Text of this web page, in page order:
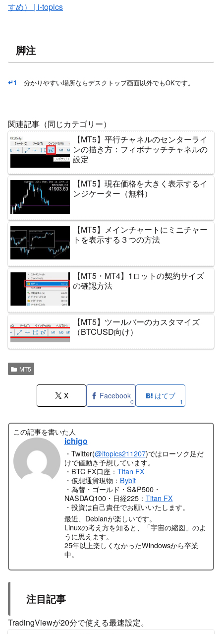
すめ） | i-topics
脚注
脚注
↵1 分かりやすい場所ならデスクトップ画面以外でもOKです。
関連記事（同じカテゴリー）
【MT5】平行チャネルのセンターライ
ンの描き方：フィボナッチチャネルの
設定
【MT5】現在価格を大きく表示するイ
ンジケーター（無料）
【MT5】メインチャートにミニチャー
トを表示する３つの方法
【MT5・MT4】1ロットの契約サイズ
の確認方法
【MT5】ツールバーのカスタマイズ
（BTCUSD向け）
MT5
X Facebook
0
はてブ
1
この記事を書いた人
ichigo
・Twitter(@itopics211207)ではローソク足だ
けで値動き予想しています。
・BTC FX口座： Titan FX
・仮想通貨現物： Bybit
・為替・ゴールド・S&P500・
NASDAQ100・日経225： Titan FX
・投資は自己責任でお願いいたします。
最近、Debianが楽しいです。
Linuxの考え方を知ると、「宇宙の縮図」のよ
うに思えます。
25年以上楽しくなかったWindowsから卒業
中。
注目記事
TradingViewが20分で使える最速設定。